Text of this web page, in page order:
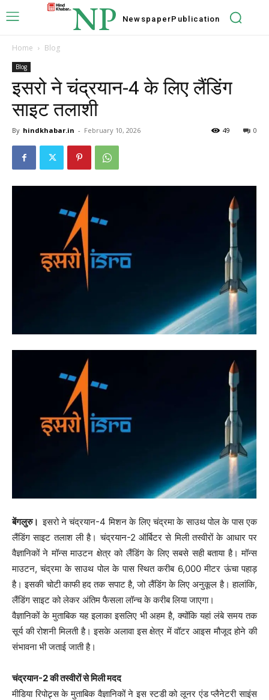
NP NewspaperPublication
Home Blog
Blog
इसरो ने चंद्रयान-4 के लिए लैंडिंग
साइट तलाशी
By hindkhabar.in - February 10, 2026 0
49
बेंगलुरु।इसरो ने चंद्रयान-4 मिशन के लिए चंद्रमा के साउथ पोल के पास एक
लैंडिंग साइट तलाश ली है। चंद्रयान-2 ऑर्बिटर से मिली तस्वीरों के आधार पर
वैज्ञानिकों ने मॉन्स माउटन क्षेत्र को लैंडिंग के लिए सबसे सही बताया है। मॉन्स
माउटन, चंद्रमा के साउथ पोल के पास स्थित करीब 6,000 मीटर ऊंचा पहाड़
है। इसकी चोटी काफी हद तक सपाट है, जो लैंडिंग के लिए अनुकूल है। हालांकि,
लैंडिंग साइट को लेकर अंतिम फैसला लॉन्च के करीब लिया जाएगा।
वैज्ञानिकों के मुताबिक यह इलाका इसलिए भी अहम है, क्योंकि यहां लंबे समय तक
सूर्य की रोशनी मिलती है। इसके अलावा इस क्षेत्र में वॉटर आइस मौजूद होने की
संभावना भी जताई जाती है।
चंद्रयान-2 की तस्वीरों से मिली मदद
मीडिया रिपोट्र्स के मुताबिक वैज्ञानिकों ने इस स्टडी को लूनर एंड प्लैनेटरी साइंस